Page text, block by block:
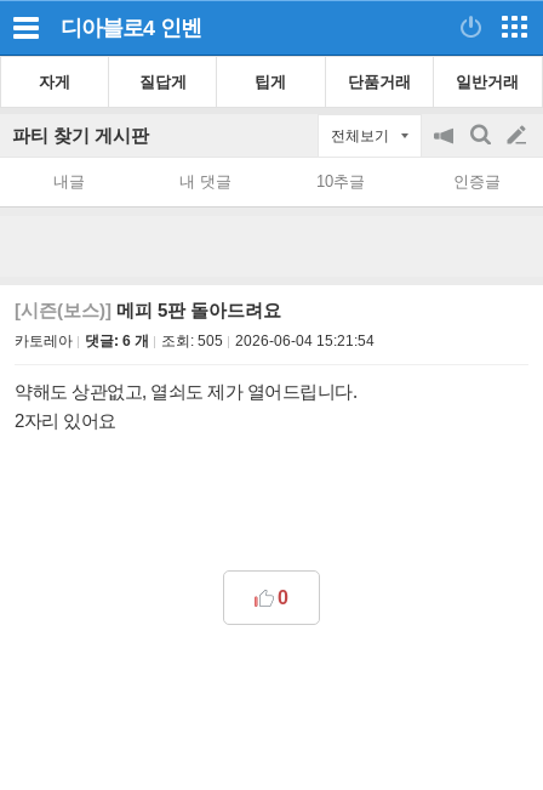
디아블로4 인벤
자게 질답게 팁게 단품거래 일반거래
파티 찾기 게시판 전체보기
공
on/off
검
색
글
쓰
내글 내 댓글 10추글 인증글
[시즌(보스)] 메피 5판 돌아드려요
카토레아 댓글: 6 개 조회: 505 2026-06-04 15:21:54
약해도 상관없고, 열쇠도 제가 열어드립니다.
2자리 있어요
0